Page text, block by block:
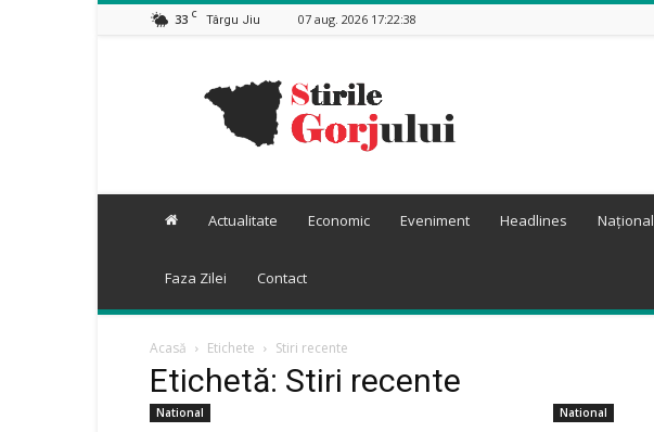
33 C Târgu Jiu 07 aug. 2026 17:22:38
Gorj
Actualitate Economic Eveniment Headlines Național
Faza Zilei Contact
Acasă Etichete Stiri recente
Etichetă: Stiri recente
National National